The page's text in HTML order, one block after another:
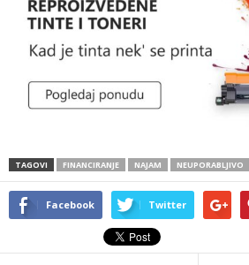
TAGOVI FINANCIRANJE NAJAM NEUPORABLJIVO
Facebook Twitter